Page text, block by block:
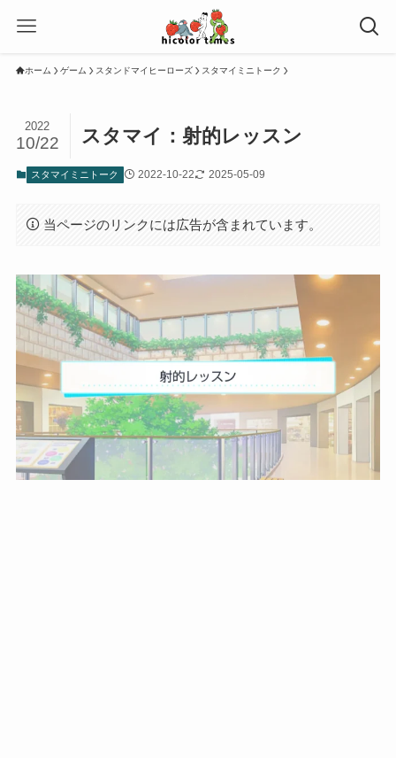
ホーム ゲーム スタンドマイヒーローズ スタマイミニトーク
スタマイ：射的レッスン
2022
10/22
スタマイミニトーク 2022-10-22 2025-05-09
当ページのリンクには広告が含まれています。